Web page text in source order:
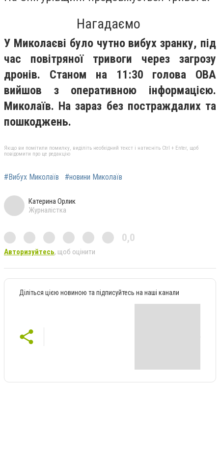
Нагадаємо
У Миколаєві було чутно вибух зранку, під
час повітряної тривоги через загрозу
дронів. Станом на 11:30 голова ОВА
вийшов з оперативною інформацією.
Миколаїв. На зараз без постраждалих та
пошкоджень.
Якщо ви помітили помилку, виділіть необхідний текст і натисніть Ctrl + Enter, щоб
повідомити про це редакцію
#Вибух Миколаїв #новини Миколаїв
Катерина Орлик
Журналістка
0,0
Авторизуйтесь, щоб оцінити
Діліться цією новиною та підписуйтесь на наші канали